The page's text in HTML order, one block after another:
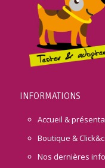
INFORMATIONS
Accueil &
Boutique &
Nos dernières